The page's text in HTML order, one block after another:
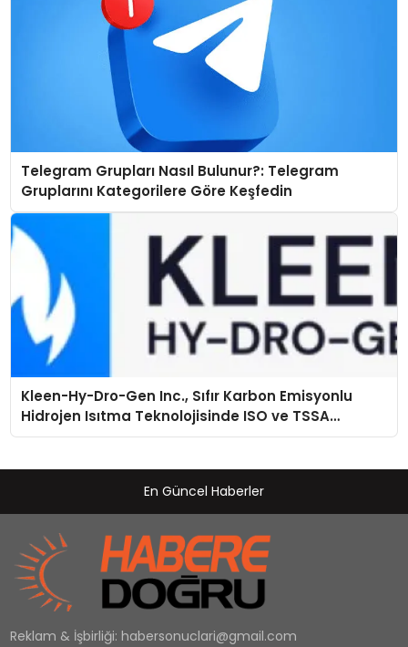
Telegram Grupları Nasıl Bulunur?: Telegram
Gruplarını Kategorilere Göre Keşfedin
Kleen-Hy-Dro-Gen Inc., Sıfır Karbon Emisyonlu
Hidrojen Isıtma Teknolojisinde ISO ve TSSA
Düzenleyici Onaylarını Aldı
En Güncel Haberler
Reklam & İşbirliği: habersonuclari@gmail.com